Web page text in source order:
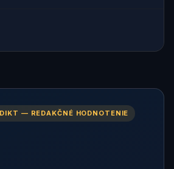
— REDAKČNÉ HODNOTENIE